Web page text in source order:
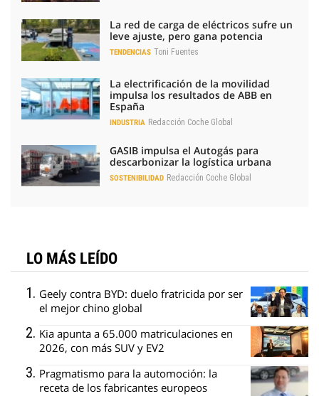
La red de carga de eléctricos sufre un
leve ajuste, pero gana potencia
TENDENCIAS Toni Fuentes
La electrificación de la movilidad
impulsa los resultados de ABB en
España
INDUSTRIA Redacción Coche Global
GASIB impulsa el Autogás para
descarbonizar la logística urbana
SOSTENIBILIDAD Redacción Coche Global
LO MÁS LEÍDO
Geely contra BYD: duelo fratricida por ser
el mejor chino global
Kia apunta a 65.000 matriculaciones en
2026, con más SUV y EV2
Pragmatismo para la automoción: la
receta de los fabricantes europeos